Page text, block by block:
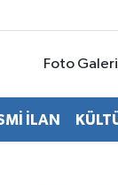
Foto Galeri
İLAN